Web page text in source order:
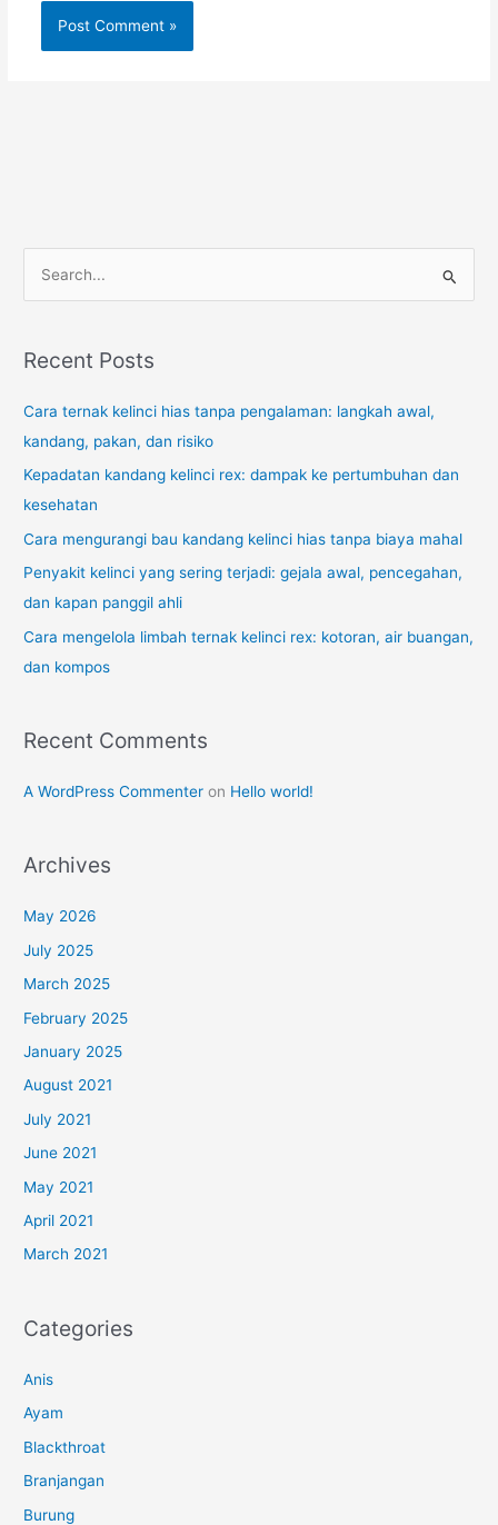
r
h
f
o
r
:
Recent Posts
Cara ternak kelinci hias tanpa pengalaman: langkah awal,
kandang, pakan, dan risiko
Kepadatan kandang kelinci rex: dampak ke pertumbuhan dan
kesehatan
Cara mengurangi bau kandang kelinci hias tanpa biaya mahal
Penyakit kelinci yang sering terjadi: gejala awal, pencegahan,
dan kapan panggil ahli
Cara mengelola limbah ternak kelinci rex: kotoran, air buangan,
dan kompos
Recent Comments
A WordPress Commenter on Hello world!
Archives
May 2026
July 2025
March 2025
February 2025
January 2025
August 2021
July 2021
June 2021
May 2021
April 2021
March 2021
Categories
Anis
Ayam
Blackthroat
Branjangan
Burung